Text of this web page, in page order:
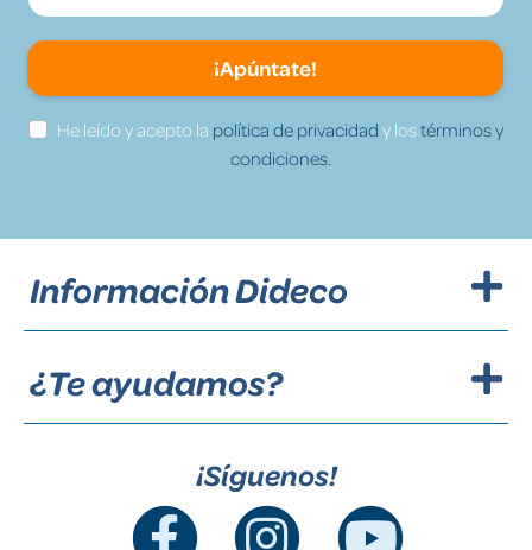
¡Apúntate!
He leído y acepto la política de privacidad y lostérminos y
condiciones.
Información Dideco
¿Te ayudamos?
¡Síguenos!